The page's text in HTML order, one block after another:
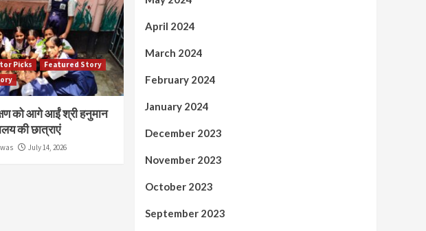
Picks
Featured Story
को आगे आईं श्री हनुमान
की छात्राएं
July 14, 2026
April 2024
March 2024
February 2024
January 2024
December 2023
November 2023
October 2023
September 2023